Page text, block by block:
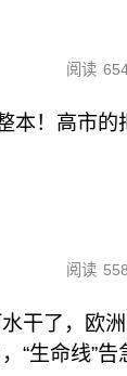
阅读
本！高市的
阅读
干了，欧
“生命线”告